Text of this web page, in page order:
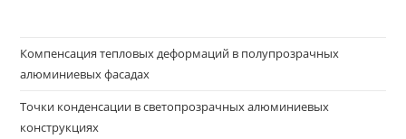
Компенсация тепловых деформаций в полупрозрачных
алюминиевых фасадах
Точки конденсации в светопрозрачных алюминиевых
конструкциях